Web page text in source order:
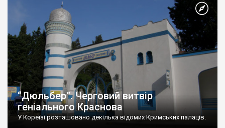
“Дюльбер”. Черговий витвір
геніального Краснова
У Кореїзі розташовано декілька відомих Кримських палаців.